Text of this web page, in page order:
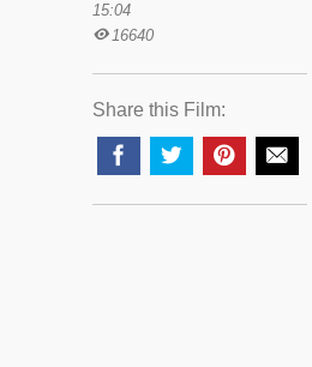
15:04
16640
Share this Film: